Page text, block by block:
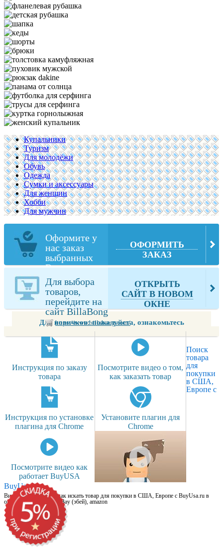
Купальники
Туризм
Для молодёжи
Обувь
Одежда
Сумки и аксессуары
Для женщин
Хобби
Для мужчин
Оформите у
нас заказ
выбранных
Вами товаров
из BillaBong
ОФОРМИТЬ
ЗАКАЗ
Для выбора
товаров,
перейдите на
сайт BillaBong
https://www.billabong.com/
ОТКРЫТЬ
САЙТ В НОВОМ
ОКНЕ
Для новичков: пожалуйста, ознакомьтесь
Инструкция по заказу
товара
Посмотрите видео о том,
как заказать товар
Инструкция по установке
плагина для Chrome
Установите плагин для
Chrome
Посмотрите видео как
работает BuyUSA
Поиск
товара
для
покупки
в США,
Европе с
BuyUsa.ru
Видео для новичков: как искать товар для покупки в США, Европе с BuyUsa.ru в
онлайн магазинах, на eBay (эбей), amazon